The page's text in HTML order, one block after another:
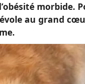
morbide.
au grand